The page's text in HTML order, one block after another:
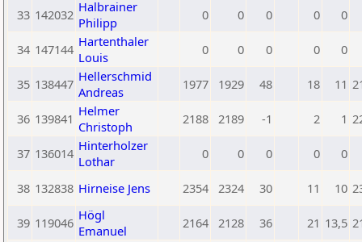
33 142032 Halbrainer
Philipp
0 0 0 0 0
34 147144 Hartenthaler
Louis
0 0 0 0 0
35 138447 Hellerschmid
Andreas
1977 1929 48 18 11
36 139841 Helmer
Christoph
2188 2189 -1 2 1
37 136014 Hinterholzer
Lothar
0 0 0 0 0
38 132838 Hirneise Jens 2354 2324 30 11 10
39 119046 Högl
Emanuel
2164 2128 36 21 13,5